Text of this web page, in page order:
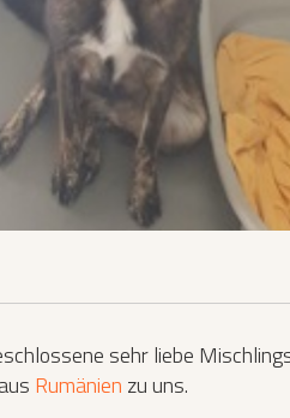
2023
2024
sehr liebe
Rumänien zu uns.